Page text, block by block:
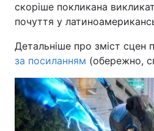
скоріше покликана
почуття у
Детальніше про зміст сцен
за посиланням (обережно,